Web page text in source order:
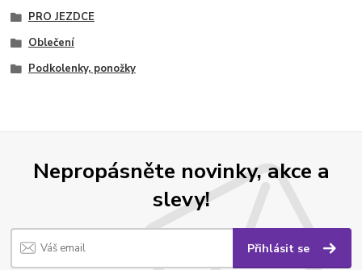
PRO JEZDCE
Oblečení
Podkolenky, ponožky
Nepropásněte novinky, akce a
slevy!
Přihlásit se